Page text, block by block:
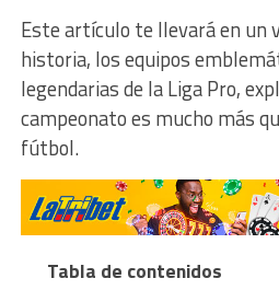
Este artículo te llevará en un
historia, los equipos
legendarias de la Liga Pro,
campeonato es mucho más
fútbol.
Tabla de contenidos